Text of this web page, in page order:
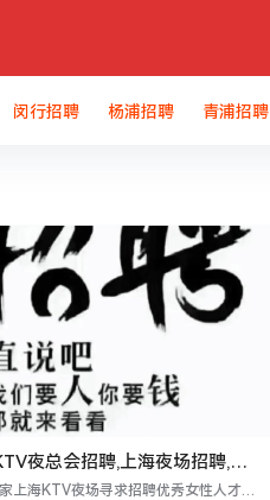
闵行招聘 杨浦招聘 青浦招聘
夜总会招聘,上海夜场招聘,公
无需任何费用
上海KTV夜场寻求招聘优秀女性人才，